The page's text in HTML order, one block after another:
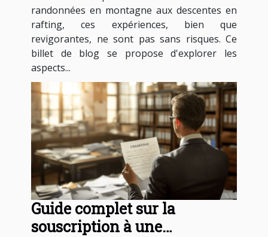
randonnées en montagne aux descentes en
rafting, ces expériences, bien que
revigorantes, ne sont pas sans risques. Ce
billet de blog se propose d'explorer les
aspects...
Guide complet sur la
souscription à une